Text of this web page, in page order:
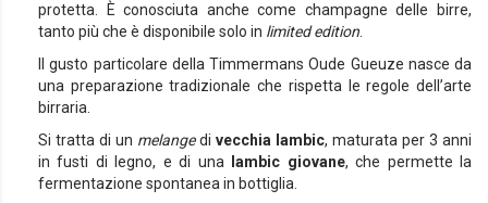
protetta. È conosciuta anche come champagne delle birre,
tanto più che è disponibile solo in limited edition.
Il gusto particolare della Timmermans Oude Gueuze nasce da
una preparazione tradizionale che rispetta le regole dell’arte
birraria.
Si tratta di un melangedi vecchia lambic, maturata per 3 anni
in fusti di legno, e di una
lambic giovane, che permette la
fermentazione spontanea in bottiglia.